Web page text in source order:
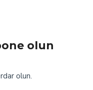
olun
olun.